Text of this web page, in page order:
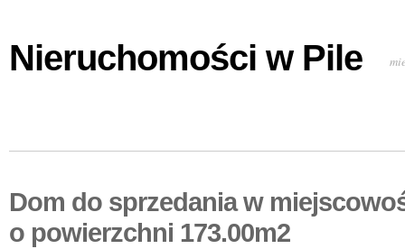
Nieruchomości w Pile
Dom do sprzedania w
o powierzchni 173.00m2